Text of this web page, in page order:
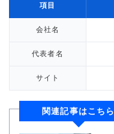
項目
会社名
代表者名
サイト
関連記事はこちら